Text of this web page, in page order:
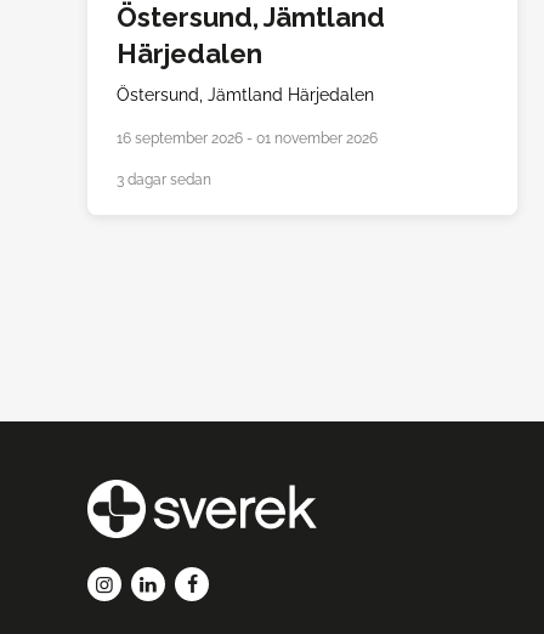
Östersund, Jämtland
Härjedalen
Östersund, Jämtland Härjedalen
16 september 2026 - 01 november 2026
3 dagar sedan